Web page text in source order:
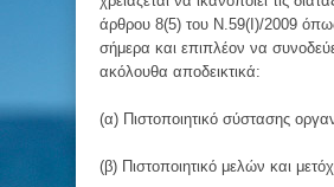
άρθρου 8(5) του Ν.59(Ι)/2009
σήμερα και επιπλέον να
ακόλουθα αποδεικτικά:
(α) Πιστοποιητικό σύστασης
(β) Πιστοποιητικό μελών και